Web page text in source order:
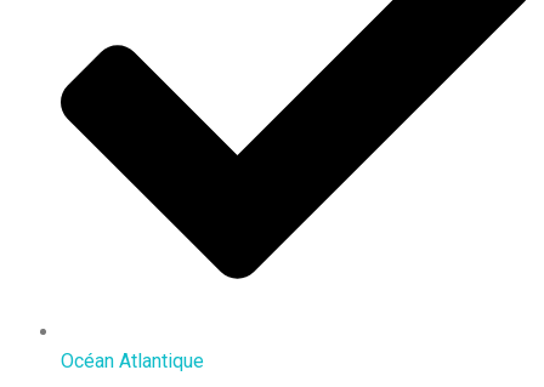
Océan Atlantique